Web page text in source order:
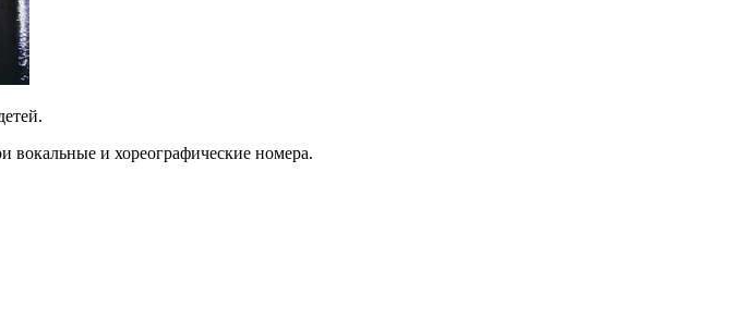
и хореографические номера.